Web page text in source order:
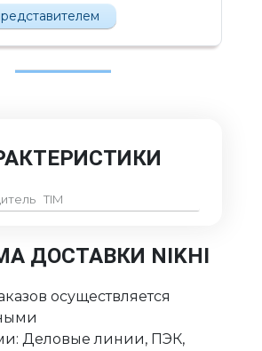
TIM
ДОСТАВКИ NIKHI
осуществляется
Деловые линии, ПЭК,